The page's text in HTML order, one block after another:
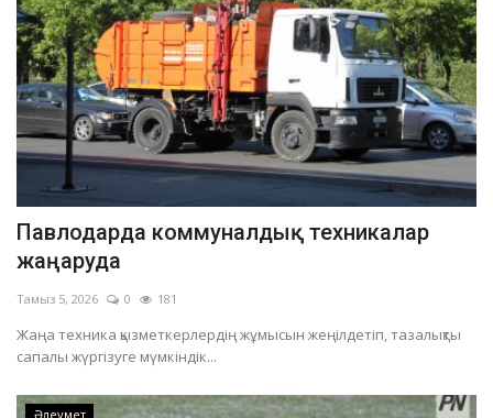
Павлодарда коммуналдық техникалар
жаңаруда
Тамыз 5, 2026 0 181
Жаңа техника қызметкерлердің жұмысын жеңілдетіп, тазалықты
сапалы жүргізуге мүмкіндік...
Әлеумет